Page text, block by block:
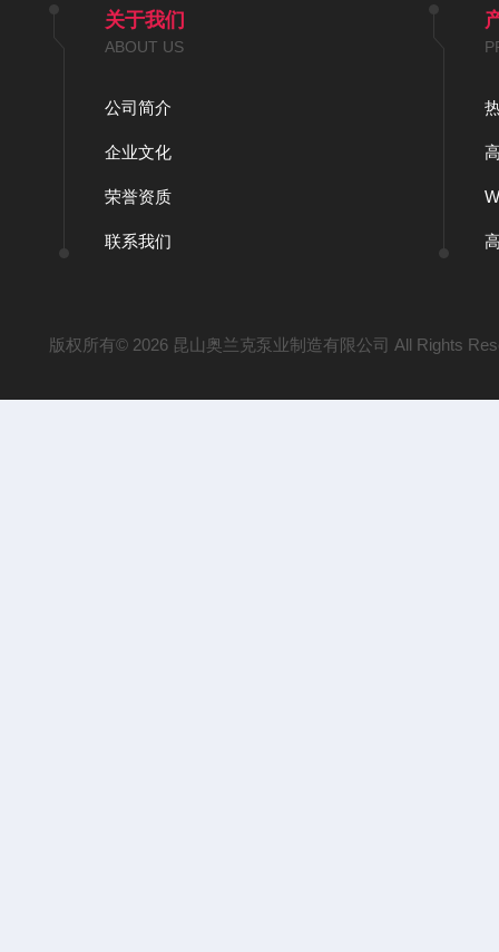
关于我们
ABOUT US
公司简介
企业文化
荣誉资质
联系我们
版权所有© 2026 昆山奥兰克泵业制造有限公司 All Rights